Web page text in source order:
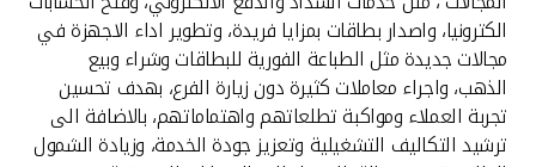
ألمانيا
ماليزيا
الكترونيا، واصدار بطاقات بمزايا فريدة، وتطوير اداء الاجهزة في
مجالات جديدة مثل الطباعة الفورية للبطاقات وشراء وبيع
الذهب، واجراء معاملات كثيرة دون زيارة الفرع، بهدف تحسين
تجربة العملاء ومواكبة تطلعاتهم واهتماماتهم، بالاضافة الى
ترشيد التكاليف التشغيلية وتعزيز جودة الخدمة، وزيادة الشمول